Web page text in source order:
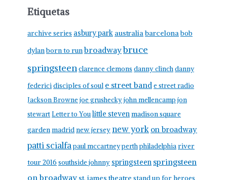
Etiquetas
archive series asbury park australiabarcelonabob
dylanborn to runbroadwaybruce
springsteenclarence clemons danny clinchdanny
federicidisciples of soul e street bande street radio
Jackson Browne joe grusheckyjohn mellencamp jon
stewartLetter to Youlittle stevenmadison square
gardenmadridnew jerseynew york on broadway
patti scialfapaul mccartneyperthphiladelphiariver
tour 2016southside johnny springsteen springsteen
on broadway st. james theatre stand up for heroes